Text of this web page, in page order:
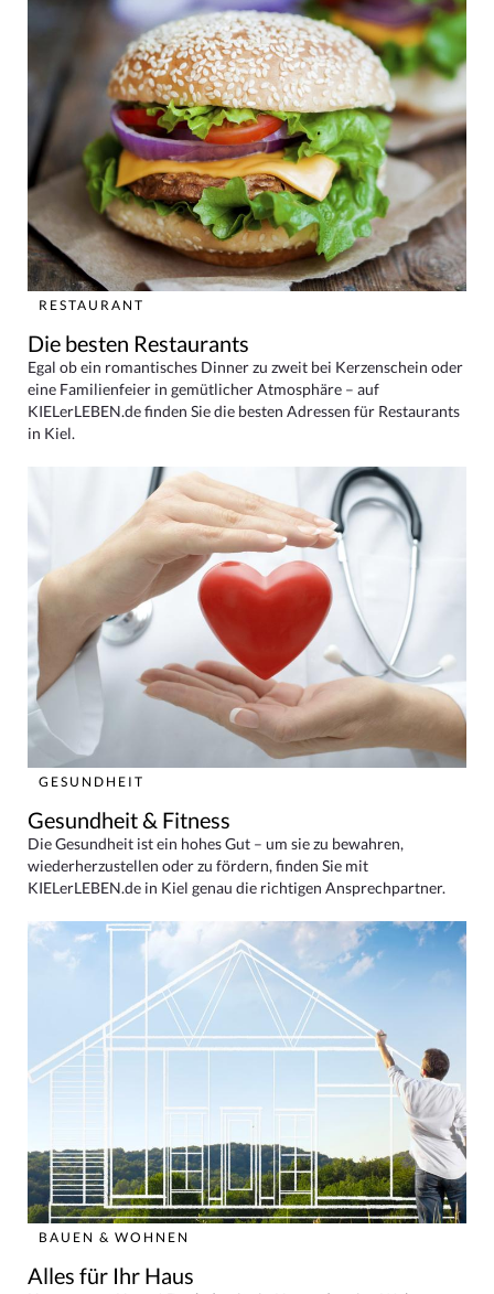
RESTAURANT
Die besten Restaurants
Egal ob ein romantisches Dinner zu zweit bei Kerzenschein oder
eine Familienfeier in gemütlicher Atmosphäre – auf
KIELerLEBEN.de finden Sie die besten Adressen für Restaurants
in Kiel.
GESUNDHEIT
Gesundheit & Fitness
Die Gesundheit ist ein hohes Gut – um sie zu bewahren,
wiederherzustellen oder zu fördern, finden Sie mit
KIELerLEBEN.de in Kiel genau die richtigen Ansprechpartner.
BAUEN & WOHNEN
Alles für Ihr Haus